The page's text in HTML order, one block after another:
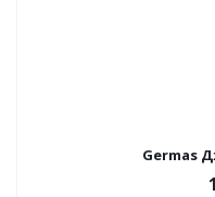
Germas